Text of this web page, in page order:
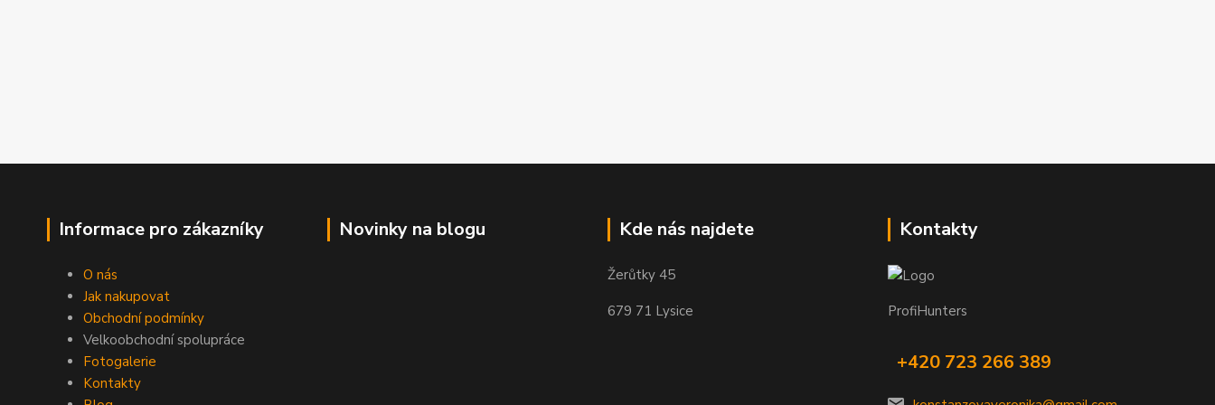
Informace pro zákazníky
O nás
Jak nakupovat
Obchodní podmínky
Velkoobchodní spolupráce
Fotogalerie
Kontakty
Novinky na blogu Kde nás najdete
Žerůtky 45
679 71 Lysice
Kontakty
ProfiHunters
+420 723 266 389